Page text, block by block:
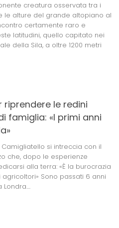
creatura osservata tra i
le alture del grande altopiano al
certamente raro e
latitudini, quello capitato nei
della Sila, a oltre 1200 metri
riprendere le redini
famiglia: «I primi anni
si intreccia con il
che, dopo le esperienze
alla terra: «È la burocrazia
Sono passati 6 anni